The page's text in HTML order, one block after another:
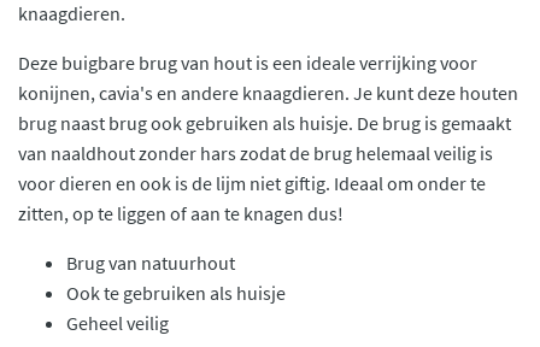
knaagdieren.
Deze buigbare brug van hout is een ideale verrijking voor
konijnen, cavia's en andere knaagdieren. Je kunt deze houten
brug naast brug ook gebruiken als huisje. De brug is gemaakt
van naaldhout zonder hars zodat de brug helemaal veilig is
voor dieren en ook is de lijm niet giftig. Ideaal om onder te
zitten, op te liggen of aan te knagen dus!
Brug van natuurhout
Ook te gebruiken als huisje
Geheel veilig